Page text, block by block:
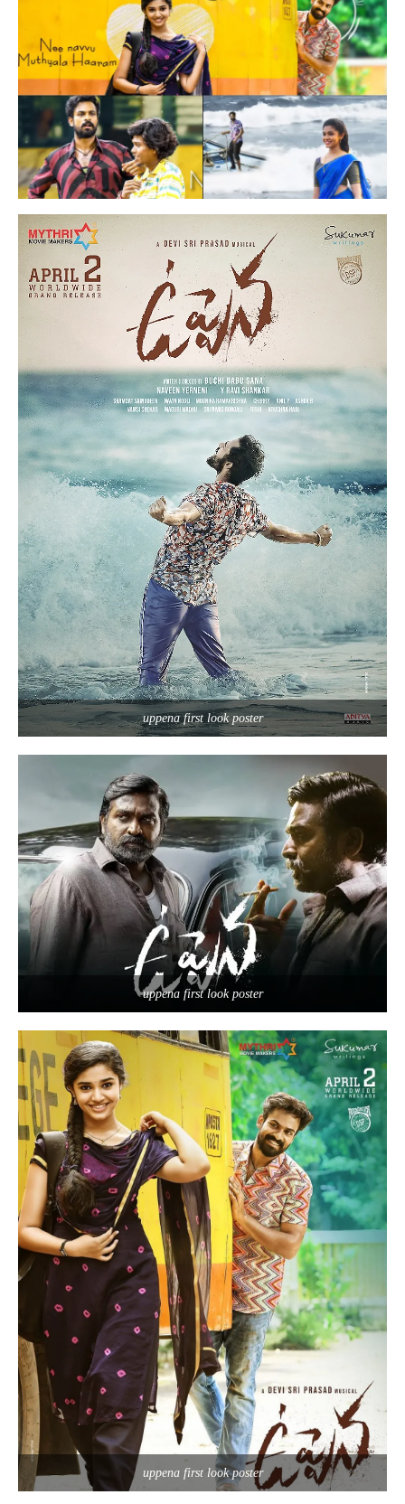
uppena first look poster
uppena first look poster
uppena first look poster